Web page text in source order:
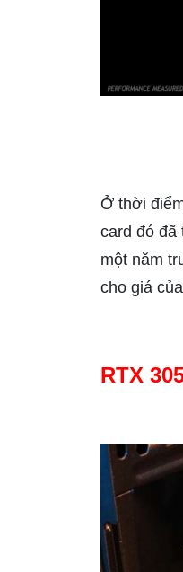
Ở thời
card đó đã
một năm
cho giá của
RTX